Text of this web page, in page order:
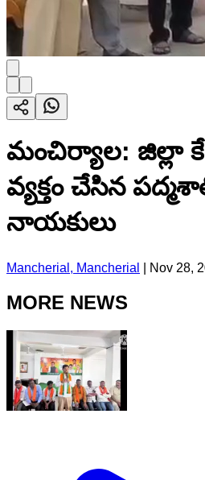
మంచిర్యాల: జిల్లా
వ్యక్తం చేసిన
నాయకులు
Mancherial, Mancherial Nov 28,
MORE NEWS